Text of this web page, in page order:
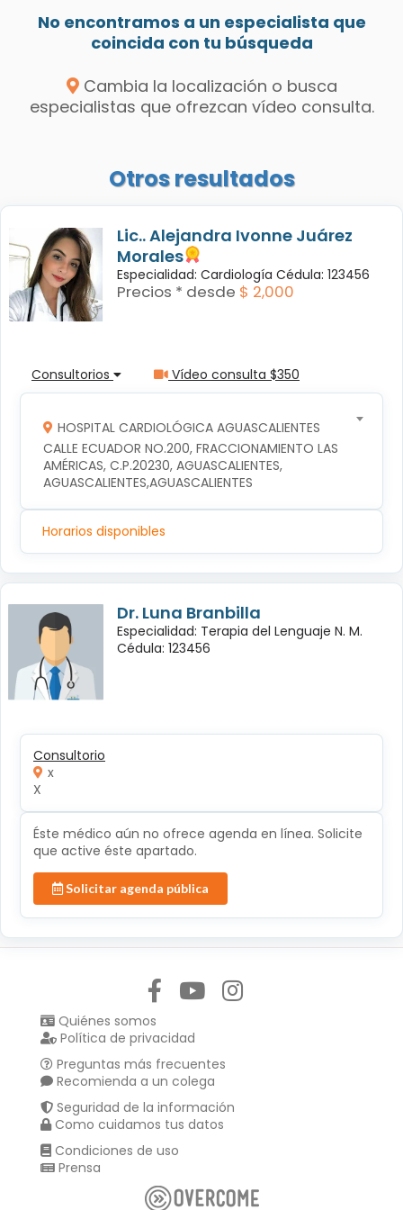
No encontramos a un especialista que
coincida con tu búsqueda
Cambia la localización o busca
especialistas que ofrezcan vídeo consulta.
Otros resultados
Lic.. Alejandra Ivonne Juárez
Morales
Especialidad: Cardiología Cédula: 123456
Precios * desde $ 2,000
Consultorios Vídeo consulta $350
HOSPITAL CARDIOLÓGICA AGUASCALIENTES
CALLE ECUADOR NO.200, FRACCIONAMIENTO LAS
AMÉRICAS, C.P.20230, AGUASCALIENTES,
AGUASCALIENTES,AGUASCALIENTES
Horarios disponibles
Dr. Luna Branbilla
Especialidad: Terapia del Lenguaje N. M.
Cédula: 123456
Consultorio
x
X
Éste médico aún no ofrece agenda en línea. Solicite
que active éste apartado.
Solicitar agenda pública
Quiénes somos
Política de privacidad
Preguntas más frecuentes
Recomienda a un colega
Seguridad de la información
Como cuidamos tus datos
Condiciones de uso
Prensa